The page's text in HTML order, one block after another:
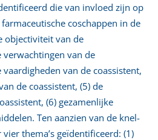
die van invloed zijn op
coschappen in de
objectiviteit van de
verwachtingen van de
van de coassistent,
de coassistent, (5) de
(6) gezamenlijke
Ten aanzien van de knel-
thema’s geïdentificeerd: (1)